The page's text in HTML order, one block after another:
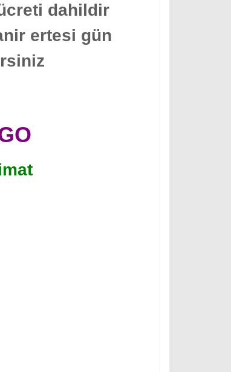
dahildir
ertesi gün